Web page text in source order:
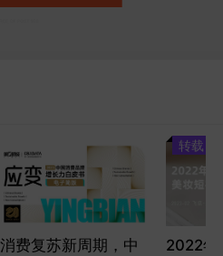
消费复苏新周期，中
2022年
转载